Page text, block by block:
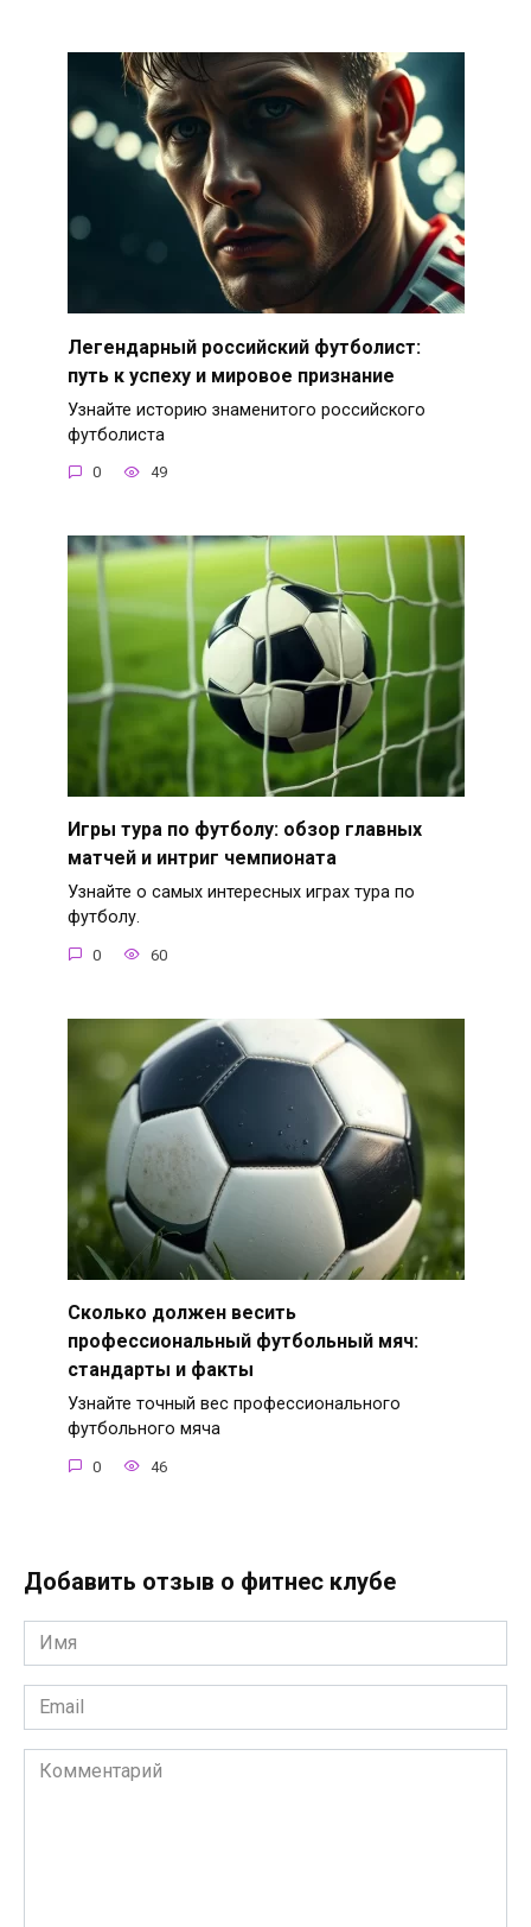
Легендарный российский футболист:
путь к успеху и мировое признание
Узнайте историю знаменитого российского
футболиста
0 49
Игры тура по футболу: обзор главных
матчей и интриг чемпионата
Узнайте о самых интересных играх тура по
футболу.
0 60
Сколько должен весить
профессиональный футбольный мяч:
стандарты и факты
Узнайте точный вес профессионального
футбольного мяча
0 46
Добавить отзыв о фитнес клубе
Имя
*
Email
*
Комментарий